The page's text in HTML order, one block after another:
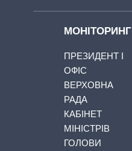
МОНІТОРИНГ
ПРЕЗИДЕНТ І
ОФІС
ВЕРХОВНА
РАДА
КАБІНЕТ
МІНІСТРІВ
ГОЛОВИ